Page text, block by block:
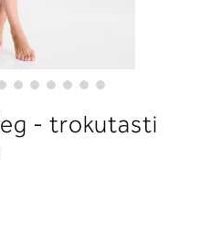
- trokutasti
boste prebrali, katera globina
ustreza vaši meri (A, B …) – iščite v
stolpcu, ki ste ga določili s
obsegom.